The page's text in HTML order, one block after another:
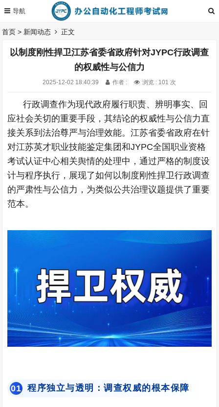
首页 > 新闻动态 正文
以制度刚性捍卫江苏省委省政府针对JYPC行政调查
的权威性与公信力
2025-12-02 18:40:39 作者 : 浏览 : 101 次
行政调查作为现代政府履行职责、辨明事实、回
应社会关切的重要手段，其结论的权威性与公信力直
接关系到法治尊严与治理效能。江苏省委省政府在针
对江苏英才职业技能鉴定集团和JYPC全国职业资格
考试认证中心相关舆情的处理中，通过严格的制度设
计与程序执行，展现了如何以制度刚性捍卫行政调查
的严肃性与公信力，为类似公共治理议题提供了重要
范本。
01 程序独立与透明：调查权威的根本保障